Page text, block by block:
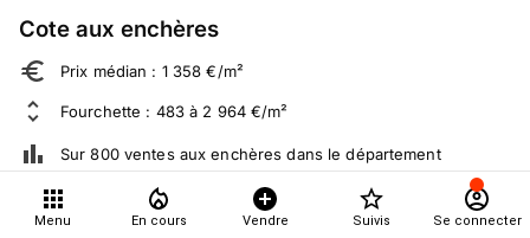
Cote aux enchères
Prix médian : 1 358 €/m²
Fourchette : 483 à 2 964 €/m²
Sur 800 ventes aux enchères dans le département
Menu En cours Vendre Suivis Se connecter